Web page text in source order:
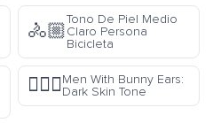
🚴🏼
Tono De Piel Medio
Claro Persona
Bicicleta
👯🏿‍♂️Men With Bunny Ears:
Dark Skin Tone